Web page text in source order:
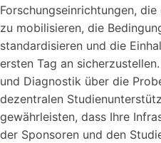
Forschungseinrichtungen,
zu mobilisieren, die
standardisieren und die
ersten Tag an
und Diagnostik über die
dezentralen
gewährleisten, dass Ihre
der Sponsoren und den